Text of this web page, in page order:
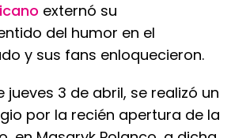
externó su
del humor en el
y sus fans enloquecieron.
jueves 3 de abril, se realizó un
por la recién apertura de la